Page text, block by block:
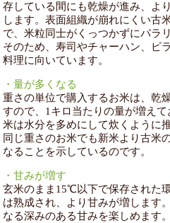
存している間にも乾燥が進み、よ
します。表面組織が崩れにくい古
で、米粒同士がくっつかずにパラ
そのため、寿司やチャーハン、ピ
料理に向いています。
・量が多くなる
重さの単位で購入するお米は、乾
すので、1キロ当たりの量が増え
米は水分を多めにして炊くように
同じ重さのお米でも新米より古米
なることを示しているのです。
・甘みが増す
玄米のまま15℃以下で保存された
は熟成され、より甘みが増します
なる深みのある甘みを楽しめます。